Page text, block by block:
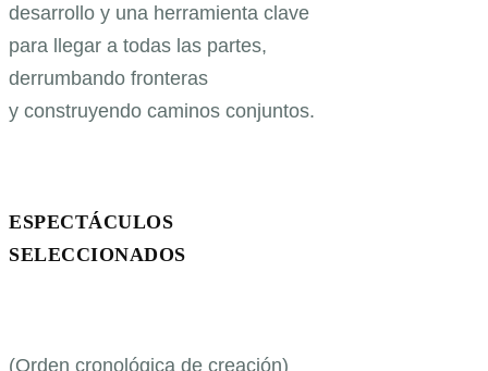
desarrollo y una herramienta clave
para llegar a todas las partes,
derrumbando fronteras
y construyendo caminos conjuntos.
ESPECTÁCULOS
SELECCIONADOS
(Orden cronológica de creación)